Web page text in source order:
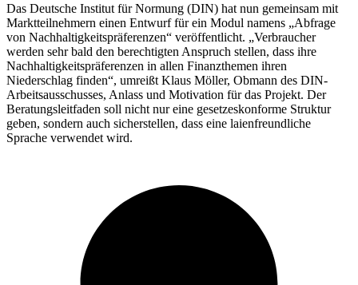
Das Deutsche Institut für Normung (DIN) hat nun gemeinsam mit
Marktteilnehmern einen Entwurf für ein Modul namens „Abfrage
von Nachhaltigkeitspräferenzen“ veröffentlicht. „Verbraucher
werden sehr bald den berechtigten Anspruch stellen, dass ihre
Nachhaltigkeitspräferenzen in allen Finanzthemen ihren
Niederschlag finden“, umreißt Klaus Möller, Obmann des DIN-
Arbeitsausschusses, Anlass und Motivation für das Projekt. Der
Beratungsleitfaden soll nicht nur eine gesetzeskonforme Struktur
geben, sondern auch sicherstellen, dass eine laienfreundliche
Sprache verwendet wird.